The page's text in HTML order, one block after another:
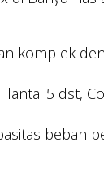
komplek
5 dst,
beban